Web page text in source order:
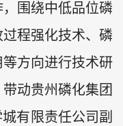
围绕中低品位磷
程强化技术、磷
方向进行技术研
动贵州磷化集团
有限责任公司副